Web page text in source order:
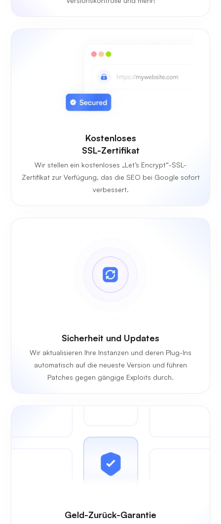
Kostenloses
SSL-Zertifikat
Wir stellen ein kostenloses „Let’s Encrypt“-SSL-
Zertifikat zur Verfügung, das die SEO bei Google sofort
verbessert.
Sicherheit und Updates
Wir aktualisieren Ihre Instanzen und deren Plug-Ins
automatisch auf die neueste Version und führen
Patches gegen gängige Exploits durch.
Geld-Zurück-Garantie